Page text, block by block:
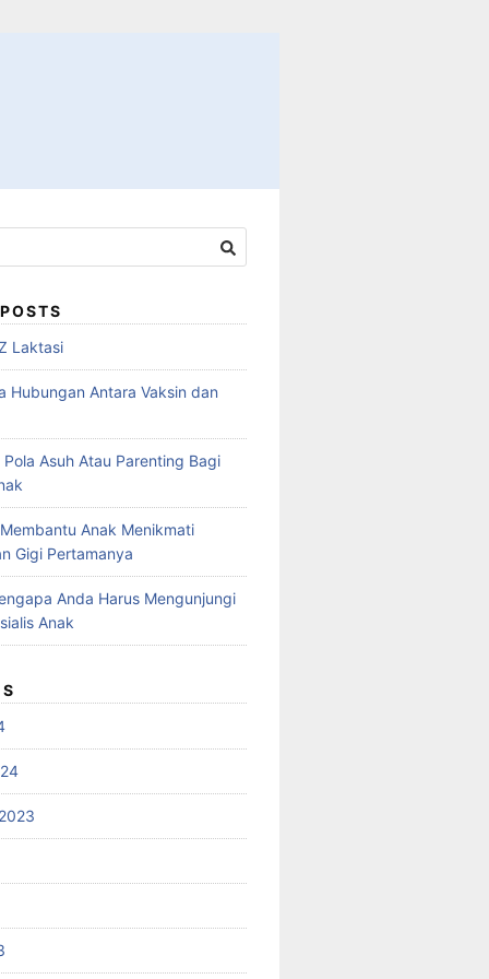
Laktasi
Hubungan Antara Vaksin dan
Asuh Atau Parenting Bagi
Anak Menikmati
Gigi Pertamanya
Anda Harus Mengunjungi
Anak